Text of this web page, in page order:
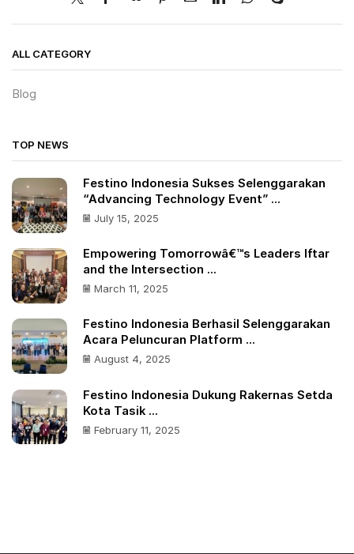
ALL CATEGORY
Blog
TOP NEWS
Festino Indonesia Sukses Selenggarakan
“Advancing Technology Event” ...
July 15, 2025
Empowering Tomorrowâ€™s Leaders Iftar
and the Intersection ...
March 11, 2025
Festino Indonesia Berhasil Selenggarakan
Acara Peluncuran Platform ...
August 4, 2025
Festino Indonesia Dukung Rakernas Setda
Kota Tasik ...
February 11, 2025